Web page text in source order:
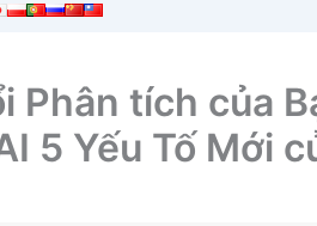
Phân tích của
5 Yếu Tố Mới